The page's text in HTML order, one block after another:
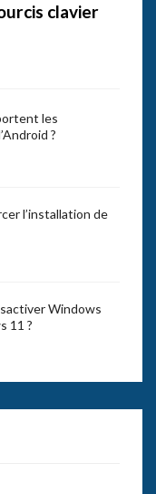
clavier
les
?
l’installation de
Windows
11 ?